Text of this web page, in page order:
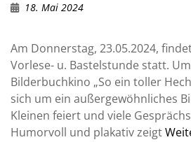
18. Mai 2024
Am Donnerstag, 23.05.2024,
Vorlese- u. Bastelstunde statt.
Bilderbuchkino „So ein toller
sich um ein außergewöhnliches
Kleinen feiert und viele
Humorvoll und plakativ zeigt